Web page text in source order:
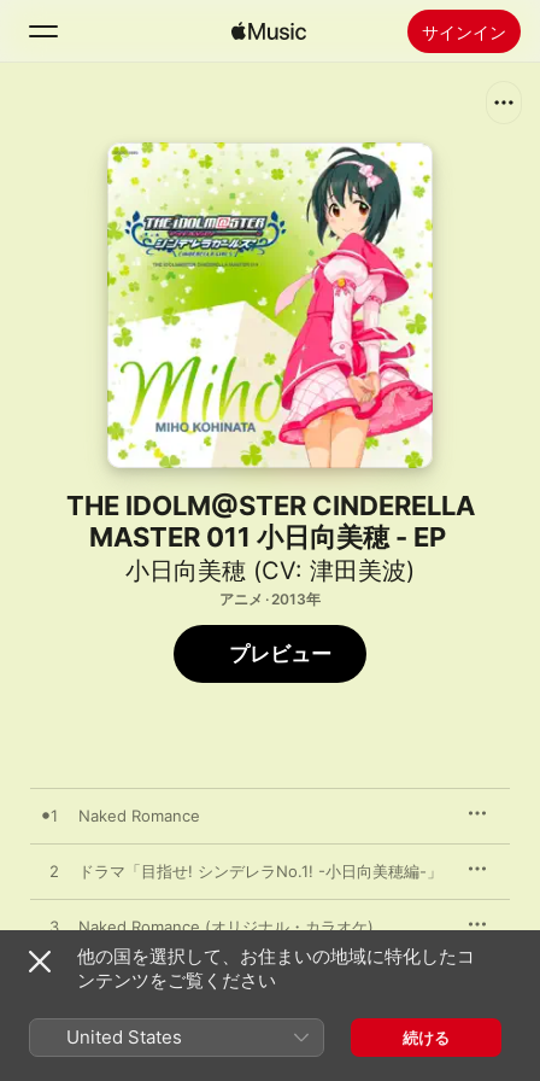
サインイン
ホーム
新着おすすめ
ラジオ
Apple Musicをインストール
THE IDOLM@STER CINDERELLA
MASTER 011 小日向美穂 - EP
小日向美穂 (CV: 津田美波)
アニメ · 2013年
プレビュー
1 Naked Romance
2 ドラマ「目指せ! シンデレラNo.1! -小日向美穂編-」
3 Naked Romance (オリジナル・カラオケ)
ボーナス・トラック
他の国を選択して、お住まいの地域に特化したコ
ンテンツをご覧ください
United States 続ける